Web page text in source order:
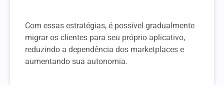
Com essas estratégias, é possível gradualmente
migrar os clientes para seu próprio aplicativo,
reduzindo a dependência dos marketplaces e
aumentando sua autonomia.